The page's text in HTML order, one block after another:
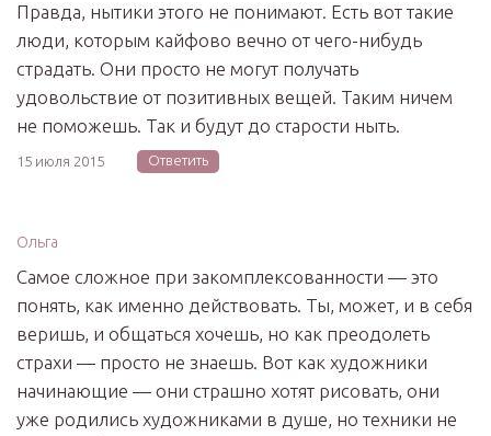
Правда, нытики этого не понимают. Есть вот такие
люди, которым кайфово вечно от чего-нибудь
страдать. Они просто не могут получать
удовольствие от позитивных вещей. Таким ничем
не поможешь. Так и будут до старости ныть.
15 июля 2015 Ответить
Ольга
Самое сложное при закомплексованности — это
понять, как именно действовать. Ты, может, и в себя
веришь, и общаться хочешь, но как преодолеть
страхи — просто не знаешь. Вот как художники
начинающие — они страшно хотят рисовать, они
уже родились художниками в душе, но техники не